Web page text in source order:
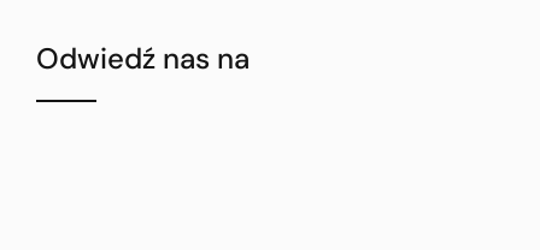
Odwiedź nas na